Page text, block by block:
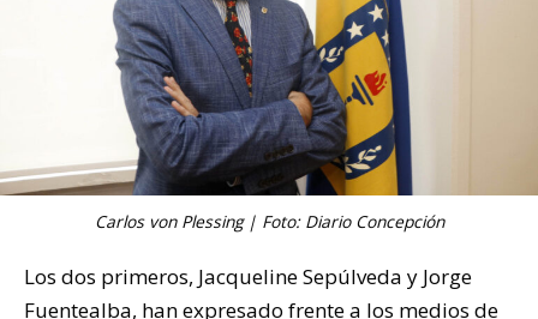
Carlos von Plessing | Foto: Diario Concepción
Los dos primeros, Jacqueline Sepúlveda y Jorge
Fuentealba, han expresado frente a los medios de